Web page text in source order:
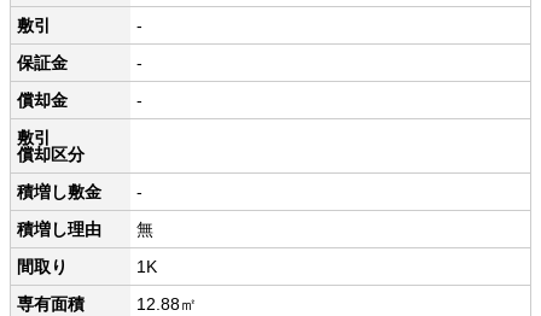
敷引
-
保証金
-
償却金
-
敷引
償却区分
積増し敷金
-
積増し理由
無
間取り
1K
専有面積
12.88㎡